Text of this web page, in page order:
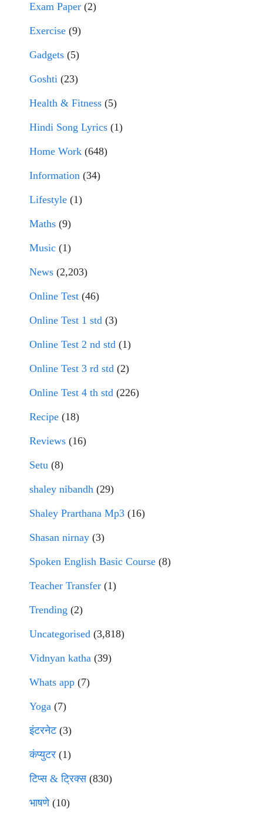
Exam Paper (2)
Exercise (9)
Gadgets (5)
Goshti (23)
Health & Fitness (5)
Hindi Song Lyrics (1)
Home Work (648)
Information (34)
Lifestyle (1)
Maths (9)
Music (1)
News (2,203)
Online Test (46)
Online Test 1 std (3)
Online Test 2 nd std (1)
Online Test 3 rd std (2)
Online Test 4 th std (226)
Recipe (18)
Reviews (16)
Setu (8)
shaley nibandh (29)
Shaley Prarthana Mp3 (16)
Shasan nirnay (3)
Spoken English Basic Course (8)
Teacher Transfer (1)
Trending (2)
Uncategorised (3,818)
Vidnyan katha (39)
Whats app (7)
Yoga (7)
इंटरनेट(3)
कंप्युटर (1)
टिप्स & ट्रिक्स(830)
भाषणे(10)